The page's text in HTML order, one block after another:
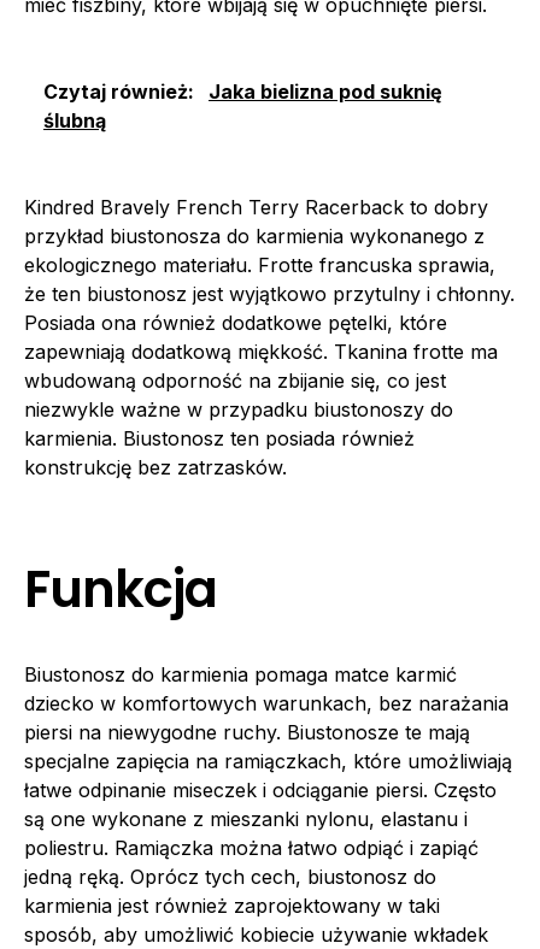
mieć fiszbiny, które wbijają się w opuchnięte piersi.
Czytaj również:
Jaka bielizna pod suknię
ślubną
Kindred Bravely French Terry Racerback to dobry
przykład biustonosza do karmienia wykonanego z
ekologicznego materiału. Frotte francuska sprawia,
że ten biustonosz jest wyjątkowo przytulny i chłonny.
Posiada ona również dodatkowe pętelki, które
zapewniają dodatkową miękkość. Tkanina frotte ma
wbudowaną odporność na zbijanie się, co jest
niezwykle ważne w przypadku biustonoszy do
karmienia. Biustonosz ten posiada również
konstrukcję bez zatrzasków.
Funkcja
Biustonosz do karmienia pomaga matce karmić
dziecko w komfortowych warunkach, bez narażania
piersi na niewygodne ruchy. Biustonosze te mają
specjalne zapięcia na ramiączkach, które umożliwiają
łatwe odpinanie miseczek i odciąganie piersi. Często
są one wykonane z mieszanki nylonu, elastanu i
poliestru. Ramiączka można łatwo odpiąć i zapiąć
jedną ręką. Oprócz tych cech, biustonosz do
karmienia jest również zaprojektowany w taki
sposób, aby umożliwić kobiecie używanie wkładek